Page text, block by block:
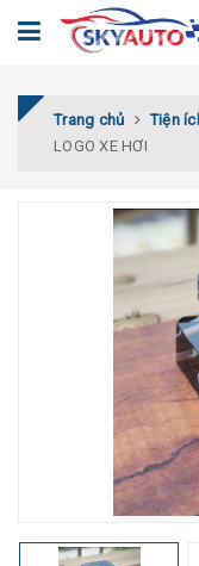
Trang chủ Tiện
LOGO XE HƠI